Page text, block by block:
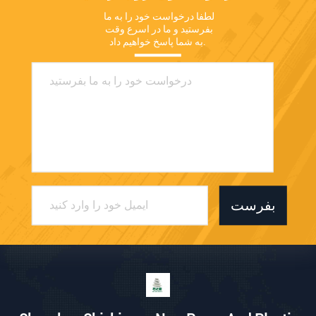
به شما پاسخ خواهیم داد.
بفرست